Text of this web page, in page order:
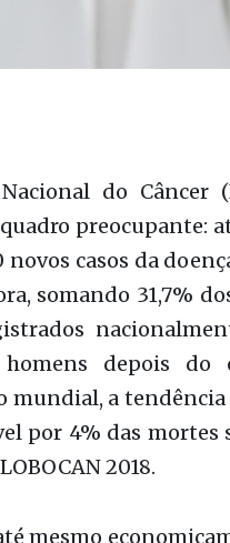
novos casos da
depois do
mundial, a
por 4% das mortes
2018.
mesmo
da revista The
em 2015 -- mais de
pode parecer, uma